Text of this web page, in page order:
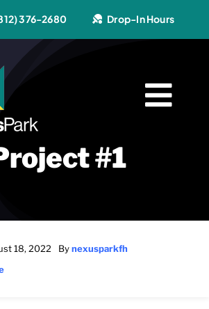
376-2680 Drop-In Hours
#1
18, 2022 Bynexusparkfh